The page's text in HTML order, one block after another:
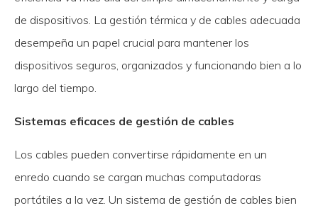
de dispositivos. La gestión térmica y de cables adecuada
desempeña un papel crucial para mantener los
dispositivos seguros, organizados y funcionando bien a lo
largo del tiempo.
Sistemas eficaces de gestión de cables
Los cables pueden convertirse rápidamente en un
enredo cuando se cargan muchas computadoras
portátiles a la vez. Un sistema de gestión de cables bien